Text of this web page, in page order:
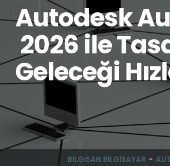
Autodesk
2026 ile
Geleceği
BILGISAN BILGISAYAR